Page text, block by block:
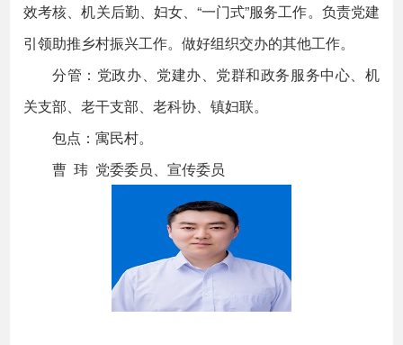
效考核、机关后勤、妇女、“一门式”服务工作。负责党建
引领助推乡村振兴工作。做好组织交办的其他工作。
分管：党政办、党建办、党群和政务服务中心、机
关支部、老干支部、老科协、镇妇联。
包点：寓民村。
曹 玮 党委委员、宣传委员